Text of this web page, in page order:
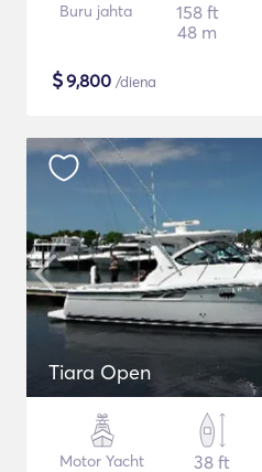
Buru jahta
158 ft
48 m
$9,800 /diena
Tiara Open
Motor Yacht
38 ft